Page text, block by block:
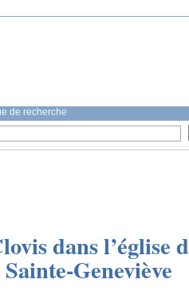
de recherche
dans l’église
Geneviève